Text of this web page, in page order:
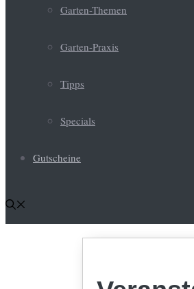
Garten-Themen
Garten-Praxis
Tipps
Specials
Gutscheine